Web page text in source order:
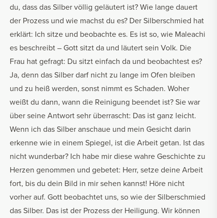
du, dass das Silber völlig geläutert ist? Wie lange dauert
der Prozess und wie machst du es? Der Silberschmied hat
erklärt: Ich sitze und beobachte es. Es ist so, wie Maleachi
es beschreibt – Gott sitzt da und läutert sein Volk. Die
Frau hat gefragt: Du sitzt einfach da und beobachtest es?
Ja, denn das Silber darf nicht zu lange im Ofen bleiben
und zu heiß werden, sonst nimmt es Schaden. Woher
weißt du dann, wann die Reinigung beendet ist? Sie war
über seine Antwort sehr überrascht: Das ist ganz leicht.
Wenn ich das Silber anschaue und mein Gesicht darin
erkenne wie in einem Spiegel, ist die Arbeit getan. Ist das
nicht wunderbar? Ich habe mir diese wahre Geschichte zu
Herzen genommen und gebetet: Herr, setze deine Arbeit
fort, bis du dein Bild in mir sehen kannst! Höre nicht
vorher auf. Gott beobachtet uns, so wie der Silberschmied
das Silber. Das ist der Prozess der Heiligung. Wir können